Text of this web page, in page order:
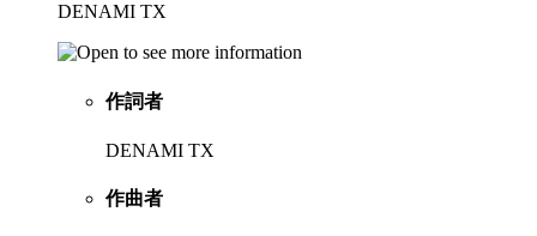
DENAMI TX
作詞者
DENAMI TX
作曲者